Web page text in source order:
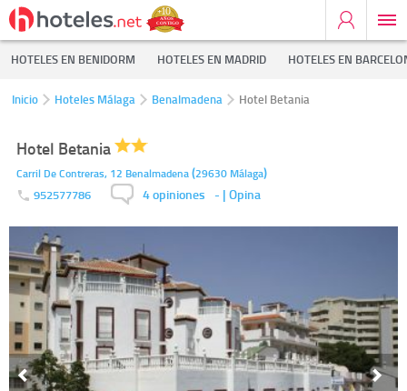
HOTELES EN BENIDORM HOTELES EN MADRID HOTELES EN
Inicio Hoteles Málaga Benalmadena Hotel Betania
Hotel Betania
Carril De Contreras, 12 Benalmadena(29630 Málaga)
952577786 4 opiniones - | Opina